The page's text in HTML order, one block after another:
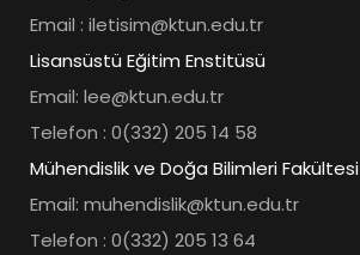
Email : iletisim@ktun.edu.tr
Lisansüstü Eğitim Enstitüsü
Email: lee@ktun.edu.tr
Telefon : 0(332) 205 14 58
Mühendislik ve Doğa Bilimleri Fakültesi
Email: muhendislik@ktun.edu.tr
Telefon : 0(332) 205 13 64